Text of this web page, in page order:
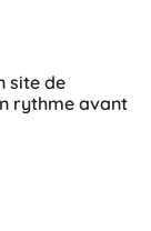
site de
rythme avant